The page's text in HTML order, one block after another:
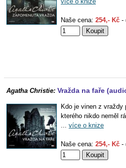
Naše cena: 254,- Kč -
Agatha Christie: Vražda na faře
Kdo je vinen z vraždy
kterého nikdo neměl
... více o knize
Naše cena: 254,- Kč -